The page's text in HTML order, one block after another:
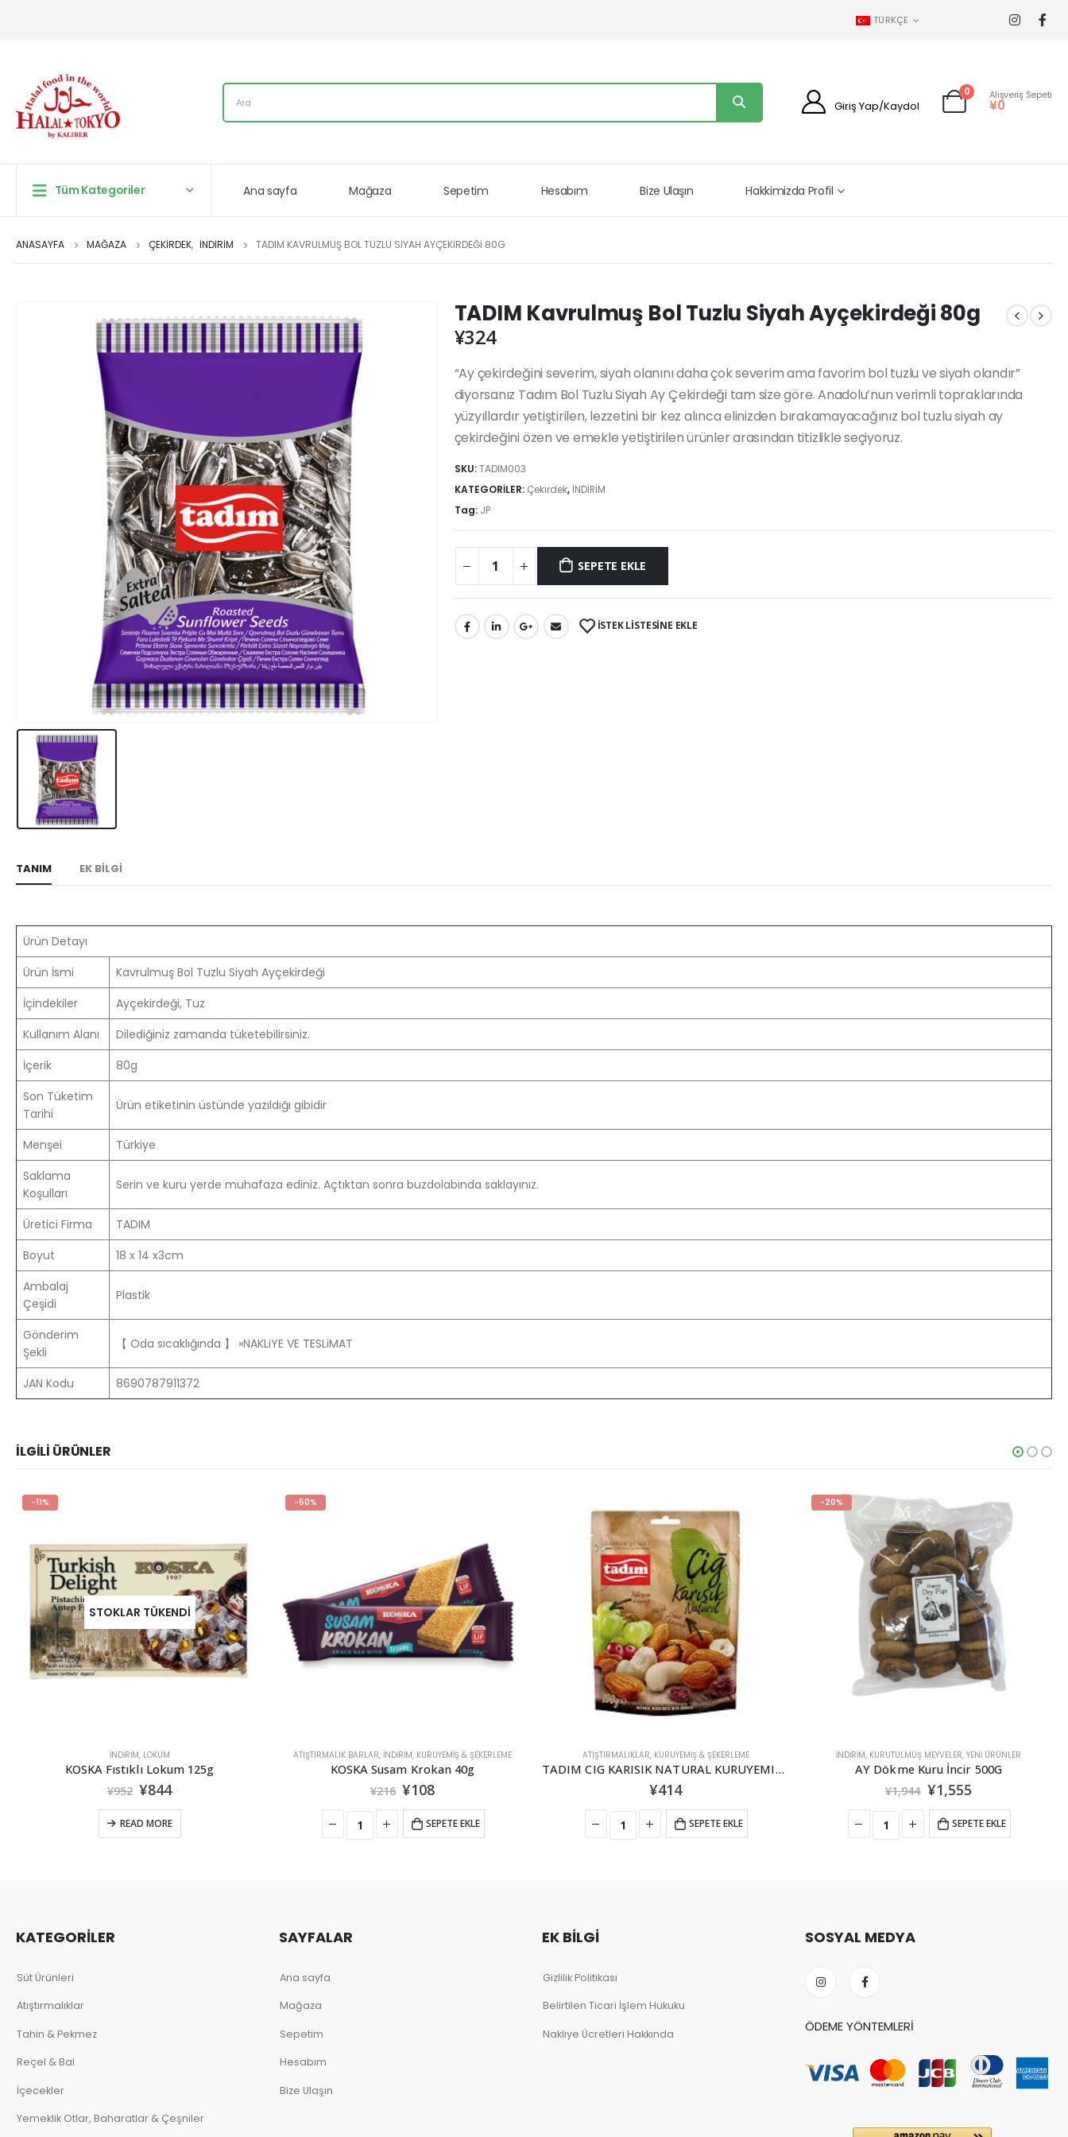
TÜRKÇE
Giriş Yap/Kaydol
0 Alışveriş Sepeti
¥0
Tüm Kategoriler Ana sayfa Mağaza Sepetim Hesabım Bize Ulaşın Hakkimizda Profil
ANASAYFA MAĞAZA ÇEKIRDEK, İNDİRİM TADIM KAVRULMUŞ BOL TUZLU SIYAH AYÇEKIRDEĞI 80G
TADIM Kavrulmuş Bol Tuzlu Siyah Ayçekirdeği 80g
¥324
“Ay çekirdeğini severim, siyah olanını daha çok severim ama favorim bol tuzlu ve siyah olandır”
diyorsanız Tadım Bol Tuzlu Siyah Ay Çekirdeği tam size göre. Anadolu’nun verimli topraklarında
yüzyıllardır yetiştirilen, lezzetini bir kez alınca elinizden bırakamayacağınız bol tuzlu siyah ay
çekirdeğini özen ve emekle yetiştirilen ürünler arasından titizlikle seçiyoruz.
SKU:TADIM003
KATEGORİLER: Çekirdek, İNDİRİM
Tag: JP
SEPETE EKLE
İSTEK LİSTESİNE EKLE
TANIM EK BİLGİ
Ürün Detayı
Ürün İsmi
Kavrulmuş Bol Tuzlu Siyah Ayçekirdeği
İçindekiler
Ayçekirdeği, Tuz
Kullanım Alanı
Dilediğiniz zamanda tüketebilirsiniz.
İçerik
80g
Son Tüketim
Tarihi
Ürün etiketinin üstünde yazıldığı gibidir
Menşei
Türkiye
Saklama
Koşulları
Serin ve kuru yerde muhafaza ediniz. Açtıktan sonra buzdolabında saklayınız.
Üretici Firma
TADIM
Boyut
18 x 14 x3cm
Ambalaj
Çeşidi
Plastik
Gönderim
Şekli
【 Oda sıcaklığında 】 »NAKLiYE VE TESLiMAT
JAN Kodu 8690787911372
İLGİLİ ÜRÜNLER
-50%
ATIŞTIRMALIK BARLAR,İNDİRİM,KURUYEMIŞ & ŞEKERLEME
KOSKA Susam Krokan 40g
¥216 ¥108
SEPETE EKLE
ATIŞTIRMALIKLAR,KURUYEMIŞ & ŞEKERLEME
¥414
SEPETE EKLE
İNDİRİM,KURUTULMUŞ MEYVELER ,YENİ ÜRÜNLER
AY Dökme Kuru İncir 500G
1,944 ¥1,555
SEPETE EKLE
BUĞDAY ÜRÜNLERI,LEGURME HAZIR YEMEK,PIRINÇ & BULGUR
LEGURME ESMER KOFTELIK BULGUR 1KG
¥583
SEPETE EKLE
KATEGORİLER
Süt Ürünleri
Atıştırmalıklar
Tahin & Pekmez
Reçel & Bal
İçecekler
Yemeklik Otlar, Baharatlar & Çeşniler
SAYFALAR
Ana sayfa
Mağaza
Sepetim
Hesabım
Bize Ulaşın
EK BILGI
Gizlilik Politikası
Belirtilen Ticari İşlem Hukuku
Nakliye Ücretleri Hakkında
SOSYAL MEDYA
ÖDEME YÖNTEMLERI